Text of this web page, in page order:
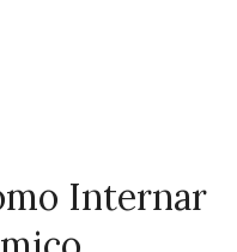
Internar